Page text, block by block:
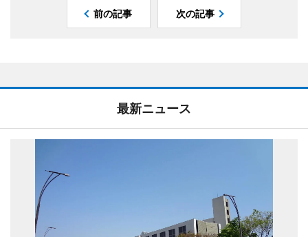
前の記事 次の記事
最新ニュース